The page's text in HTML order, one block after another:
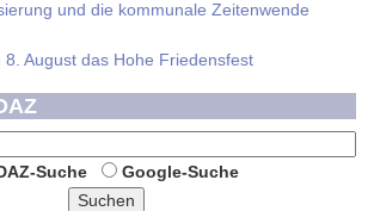
und die kommunale Zeitenwende
August das Hohe Friedensfest
Suche
Google-Suche
Suchen